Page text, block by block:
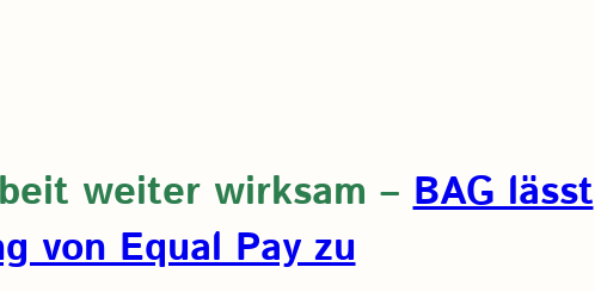
weiter wirksam –BAG lässt
von Equal Pay zu